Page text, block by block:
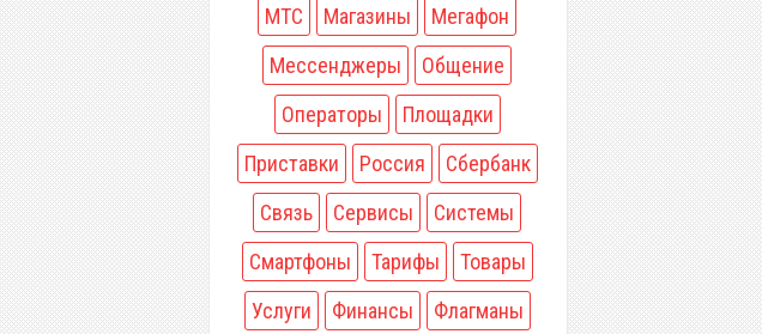
МТС
Магазины
Мегафон
Мессенджеры
Общение
Операторы
Площадки
Приставки
Россия
Сбербанк
Связь
Сервисы
Системы
Смартфоны
Тарифы
Товары
Услуги
Финансы Флагманы